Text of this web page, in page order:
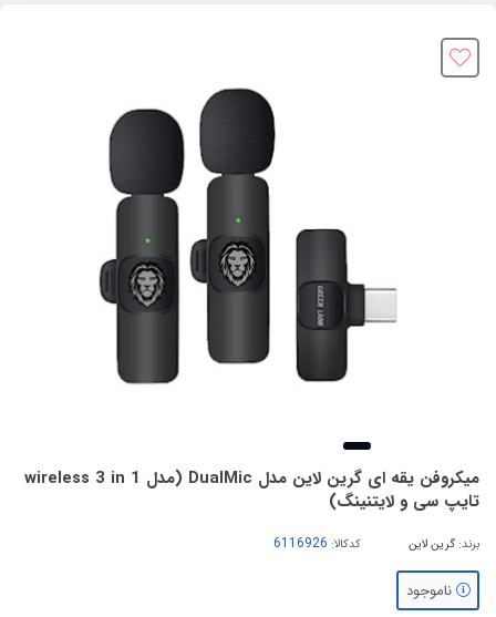
میکروفن یقه ای گرین لاین مدل DualMic (مدل wireless 3 in 1
تایپ سی و لایتنینگ)
برند: گرین لاین کدکالا:
ناموجود